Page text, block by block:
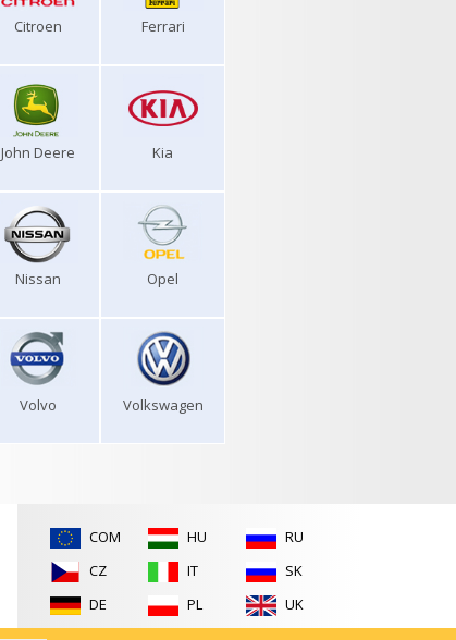
Citroen Ferrari
John Deere Kia
Nissan Opel
Volvo Volkswagen
COM
CZ
DE
HU
IT
PL
RU
SK
UK